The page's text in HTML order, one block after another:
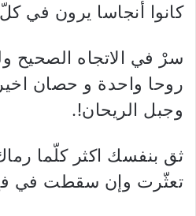
كانوا أنجاسا يرون في
سرْ في الاتجاه الصحيح
روحا واحدة و حصان
وجبل الريحان!.
ثق بنفسك اكثر كلّما
تعثّرت وإن سقطت في